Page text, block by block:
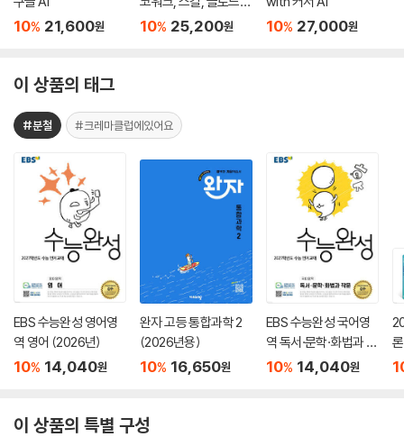
10% 21,600원
코드, 디자인
10% 25,200원 10% 27,000원
이 상품의 태그
#분철 #크레마클럽에있어요
EBS 수능완성 영어영
역 영어 (2026년)
10% 14,040원
완자 고등 통합과학 2
(2026년용)
10% 16,650원
EBS 수능완성 국어영
역 독서·문학·화법과 작
문 (2026년)
10% 14,040원
(
이 상품의 특별 구성